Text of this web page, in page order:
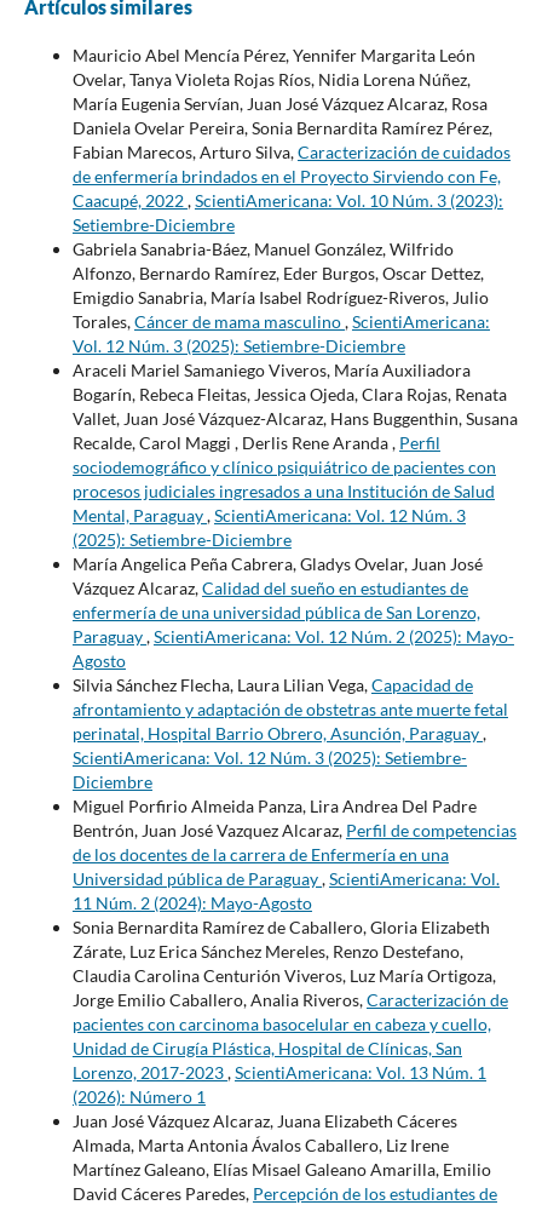
Artículos similares
Mauricio Abel Mencía Pérez, Yennifer Margarita León
Ovelar, Tanya Violeta Rojas Ríos, Nidia Lorena Núñez,
María Eugenia Servían, Juan José Vázquez Alcaraz, Rosa
Daniela Ovelar Pereira, Sonia Bernardita Ramírez Pérez,
Fabian Marecos, Arturo Silva,Caracterización de cuidados
de enfermería brindados en el Proyecto Sirviendo con Fe,
Caacupé, 2022,ScientiAmericana: Vol. 10 Núm. 3 (2023):
Setiembre-Diciembre
Gabriela Sanabria-Báez, Manuel González, Wilfrido
Alfonzo, Bernardo Ramírez, Eder Burgos, Oscar Dettez,
Emigdio Sanabria, María Isabel Rodríguez-Riveros, Julio
Torales,Cáncer de mama masculino,ScientiAmericana:
Vol. 12 Núm. 3 (2025): Setiembre-Diciembre
Araceli Mariel Samaniego Viveros, María Auxiliadora
Bogarín, Rebeca Fleitas, Jessica Ojeda, Clara Rojas, Renata
Vallet, Juan José Vázquez-Alcaraz, Hans Buggenthin, Susana
Recalde, Carol Maggi , Derlis Rene Aranda , Perfil
sociodemográfico y clínico psiquiátrico de pacientes con
procesos judiciales ingresados a una Institución de Salud
Mental, Paraguay,ScientiAmericana: Vol. 12 Núm. 3
(2025): Setiembre-Diciembre
María Angelica Peña Cabrera, Gladys Ovelar, Juan José
Vázquez Alcaraz,Calidad del sueño en estudiantes de
enfermería de una universidad pública de San Lorenzo,
Paraguay,ScientiAmericana: Vol. 12 Núm. 2 (2025): Mayo-
Agosto
Silvia Sánchez Flecha, Laura Lilian Vega,Capacidad de
afrontamiento y adaptación de obstetras ante muerte fetal
perinatal, Hospital Barrio Obrero, Asunción, Paraguay,
ScientiAmericana: Vol. 12 Núm. 3 (2025): Setiembre-
Diciembre
Miguel Porfirio Almeida Panza, Lira Andrea Del Padre
Bentrón, Juan José Vazquez Alcaraz, Perfil de competencias
de los docentes de la carrera de Enfermería en una
Universidad pública de Paraguay,ScientiAmericana: Vol.
11 Núm. 2 (2024): Mayo-Agosto
Sonia Bernardita Ramírez de Caballero, Gloria Elizabeth
Zárate, Luz Erica Sánchez Mereles, Renzo Destefano,
Claudia Carolina Centurión Viveros, Luz María Ortigoza,
Jorge Emilio Caballero, Analia Riveros,Caracterización de
pacientes con carcinoma basocelular en cabeza y cuello,
Unidad de Cirugía Plástica, Hospital de Clínicas, San
Lorenzo, 2017-2023,ScientiAmericana: Vol. 13 Núm. 1
(2026): Número 1
Juan José Vázquez Alcaraz, Juana Elizabeth Cáceres
Almada, Marta Antonia Ávalos Caballero, Liz Irene
Martínez Galeano, Elías Misael Galeano Amarilla, Emilio
David Cáceres Paredes, Percepción de los estudiantes de